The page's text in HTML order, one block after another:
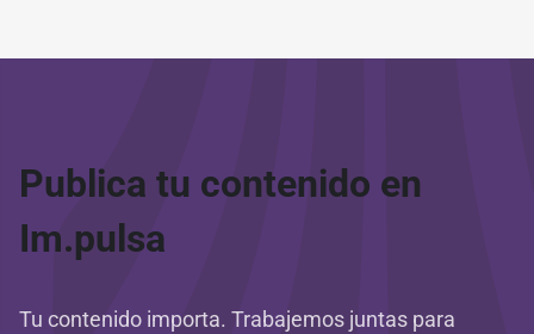
Publica tu contenido en
Im.pulsa
Tu contenido importa. Trabajemos juntas para